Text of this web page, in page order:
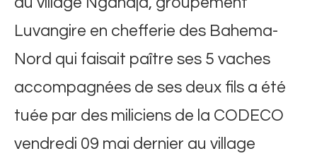
Luvangire en chefferie des Bahema-
Nord qui faisait paître ses 5 vaches
accompagnées de ses deux fils a été
tuée par des miliciens de la CODECO
vendredi 09 mai dernier au village